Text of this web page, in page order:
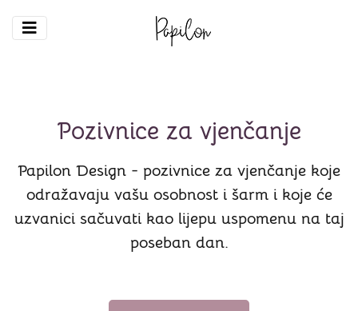
Pozivnice za vjenčanje
Papilon Design - pozivnice za vjenčanje koje
odražavaju vašu osobnost i šarm i koje će
uzvanici sačuvati kao lijepu uspomenu na taj
poseban dan.